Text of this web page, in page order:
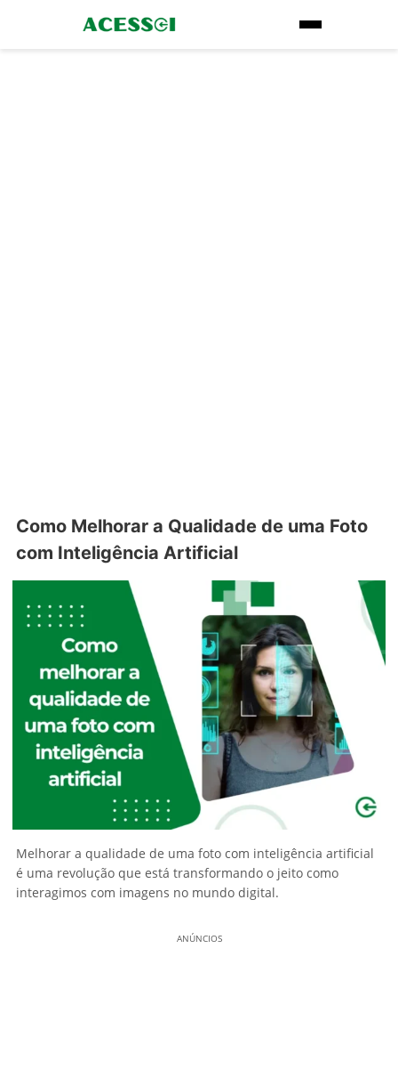
Como Melhorar a Qualidade de uma Foto
com Inteligência Artificial
Melhorar a qualidade de uma foto com inteligência artificial
é uma revolução que está transformando o jeito como
interagimos com imagens no mundo digital.
ANÚNCIOS